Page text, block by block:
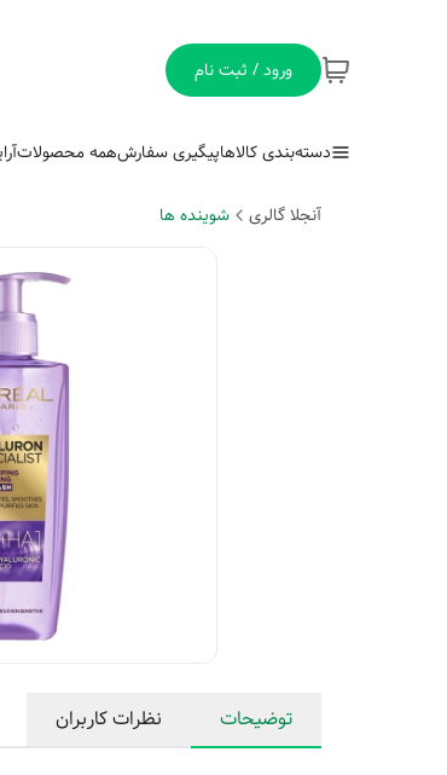
ورود / ثبت نام
دسته‌بندی کالاهاپیگیری سفارشهمه محصولات
آنجلا گالری شوینده ها
توضیحات نظرات کاربران